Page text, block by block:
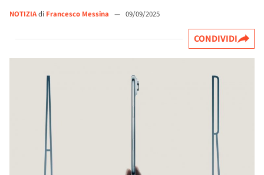
NOTIZIAdi Francesco Messina — 09/09/2025
CONDIVIDI